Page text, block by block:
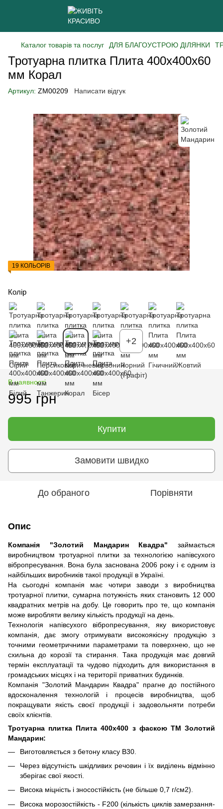
Каталог товарів та послуг ДЛЯ БЛАГОУСТРОЮ ДІЛЯНКИ
Тротуарна плитка Плита 400х400х60
мм Корал
Артикул: ZM00209 Написати відгук
19 КОЛЬОРІВ
Колір
+2
В наявності
995 грн
Купити
Замовити швидко
До обраного Порівняти
Опис
Компанія "Золотий Мандарин Квадра" займається
виробництвом тротуарної плитки за технологією напівсухого
вібропресування. Вона була заснована 2006 року і є одним із
найбільших виробників такої продукції в Україні.
На сьогодні компанія має чотири заводи з виробництва
тротуарної плитки, сумарна потужність яких становить 12 000
квадратних метрів на добу. Це говорить про те, що компанія
може виробляти велику кількість продукції на день.
Технологія напівсухого вібропресування, яку використовує
компанія, дає змогу отримувати високоякісну продукцію з
точними геометричними параметрами та поверхнею, що не
схильна до корозії та стирання. Така продукція має довгий
термін експлуатації та чудово підходить для використання в
громадських місцях і на території приватних будинків.
Компанія "Золотий Мандарин Квадра" прагне до постійного
вдосконалення технологій і процесів виробництва, щоб
покращувати якість своєї продукції і задовольняти потреби
своїх клієнтів.
Тротуарна плитка Плита 400х400 з фаскою ТМ Золотий
Мандарин:
Виготовляється з бетону класу В30.
Через відсутність шкідливих речовин і їх виділень відмінно
зберігає свої якості.
Висока міцність і зносостійкість (не більше 0,7 г/см2).
Висока морозостійкість - F200 (кількість циклів замерзання-